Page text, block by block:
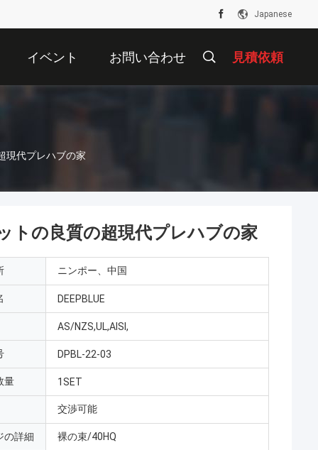
Japanese
イベント お問い合わせ 見積依頼
現代プレハブの家
トの良質の超現代プレハブの家
ニンポー、中国
DEEPBLUE
AS/NZS,UL,AISI,
DPBL-22-03
量 1SET
交渉可能
の詳細 裸の束/40HQ